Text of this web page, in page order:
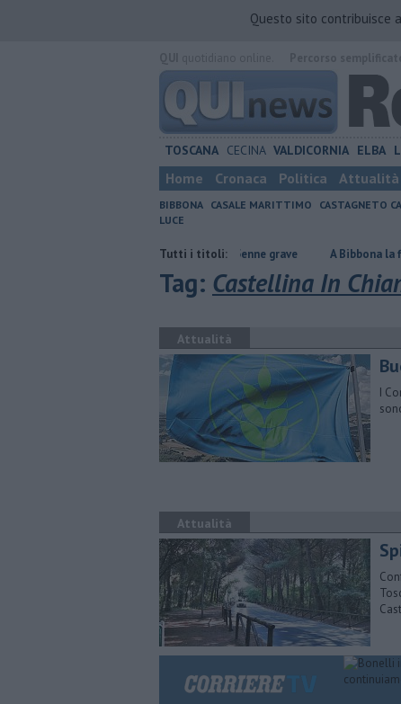
Questo sito contribuisce
TOSCANA CECINA VALDICORNIA ELBA
Home Cronaca Politica Attualità
BIBBONA CASALE MARITTIMO CASTAGNETO
LUCE
Tutti i titoli:
Cade dallo scooter, 55enne grave A Bibbona la finale
Tag: Castellina In
Attualità
I
Attualità